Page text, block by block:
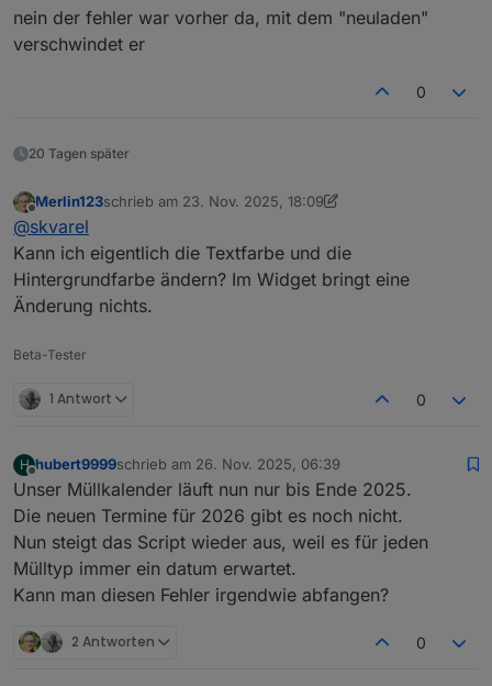
hier triggere ich
Da steh extra ' Finger weg
' ... es kann sein, dass der
Fehler durch deine Änderung kommt. Da kann ich so
leider nicht helfen.
nein der fehler war vorher da, mit dem "neuladen"
verschwindet er
0
20 Tagen später
Offline
Merlin123schrieb am 23. Nov. 2025, 18:09
zuletzt editiert von Merlin123
@skvarel
Kann ich eigentlich die Textfarbe und die
Hintergrundfarbe ändern? Im Widget bringt eine
Änderung nichts.
Beta-Tester
1 Antwort 0
H
Offline
hubert9999schrieb am 26. Nov. 2025, 06:39
zuletzt editiert von
Unser Müllkalender läuft nun nur bis Ende 2025.
Die neuen Termine für 2026 gibt es noch nicht.
Nun steigt das Script wieder aus, weil es für jeden
Mülltyp immer ein datum erwartet.
Kann man diesen Fehler irgendwie abfangen?
2 Antworten 0